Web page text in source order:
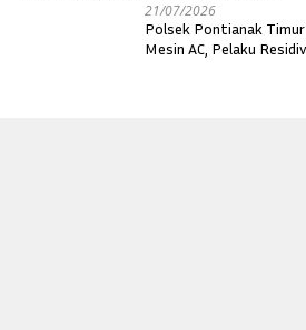
21/07/2026
Polsek Pontianak
Mesin AC, Pelaku